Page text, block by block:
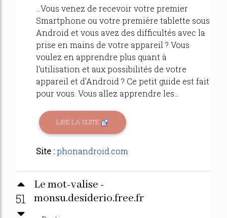
...Vous venez de recevoir votre premier
Smartphone ou votre première tablette sous
Android et vous avez des difficultés avec la
prise en mains de votre appareil ? Vous
voulez en apprendre plus quant à
l'utilisation et aux possibilités de votre
appareil et d'Android ? Ce petit guide est fait
pour vous. Vous allez apprendre les...
LIRE LA SUITE
Site :phonandroid.com
51
Le mot-valise -
monsu.desiderio.free.fr